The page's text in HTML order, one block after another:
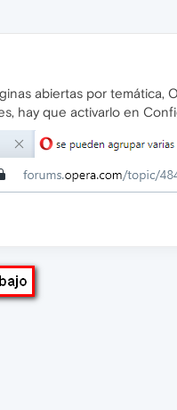
abiertas por temática,
hay que activarlo en